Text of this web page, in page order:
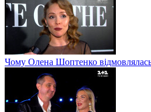
Чому Олена Шоптенко відмовлялась